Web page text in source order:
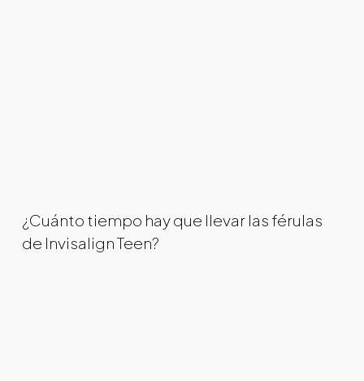
¿Cuánto tiempo hay que llevar las férulas
de Invisalign Teen?